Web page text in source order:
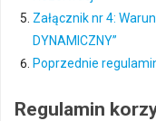
Załącznik nr 4:
DYNAMICZNY”
Poprzednie
Regulamin